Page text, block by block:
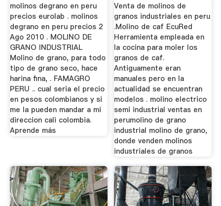
molinos degrano en peru
precios eurolab . molinos
degrano en peru precios 2
Ago 2010 . MOLINO DE
GRANO INDUSTRIAL
Molino de grano, para todo
tipo de grano seco, hace
harina fina, . FAMAGRO
PERU .. cual seria el precio
en pesos colombianos y si
me la pueden mandar a mi
direccion cali colombia.
Aprende más
Venta de molinos de
granos industriales en peru
.Molino de caf EcuRed
Herramienta empleada en
la cocina para moler los
granos de caf.
Antiguamente eran
manuales pero en la
actualidad se encuentran
modelos . molino electrico
semi industrial ventas en
perumolino de grano
industrial molino de grano,
donde venden molinos
industriales de granos